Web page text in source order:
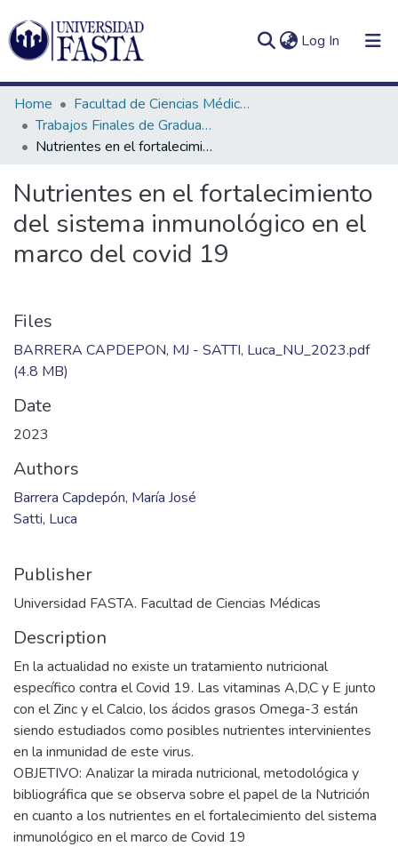
Log In (current)
Communities
&
Collections
All of DSpace
In(current)
Home
Facultad de Ciencias Médicas
Trabajos Finales de Graduación de Licenciatura en Nutrición
Nutrientes en el fortalecimiento del sistema inmunológico en el marco del covid 19
Nutrientes en el fortalecimiento
del sistema inmunológico en el
marco del covid 19
Files
BARRERA CAPDEPON, MJ - SATTI, Luca_NU_2023.pdf
(4.8 MB)
Date
2023
Authors
Barrera Capdepón, María José
Satti, Luca
Publisher
Universidad FASTA. Facultad de Ciencias Médicas
Description
En la actualidad no existe un tratamiento nutricional
específico contra el Covid 19. Las vitaminas A,D,C y E junto
con el Zinc y el Calcio, los ácidos grasos Omega-3 están
siendo estudiados como posibles nutrientes intervinientes
en la inmunidad de este virus.
OBJETIVO: Analizar la mirada nutricional, metodológica y
bibliográfica que se observa sobre el papel de la Nutrición
en cuanto a los nutrientes en el fortalecimiento del sistema